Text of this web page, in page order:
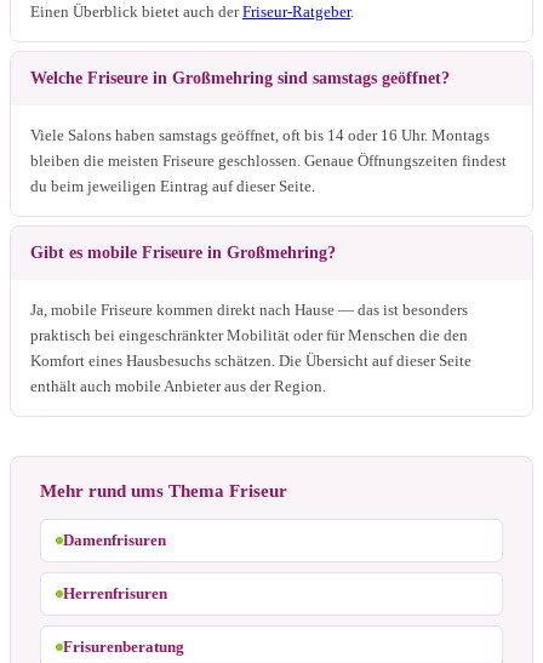
Einen Überblick bietet auch derFriseur-Ratgeber.
Welche Friseure in Großmehring sind samstags geöffnet?
Viele Salons haben samstags geöffnet, oft bis 14 oder 16 Uhr. Montags
bleiben die meisten Friseure geschlossen. Genaue Öffnungszeiten findest
du beim jeweiligen Eintrag auf dieser Seite.
Gibt es mobile Friseure in Großmehring?
Ja, mobile Friseure kommen direkt nach Hause — das ist besonders
praktisch bei eingeschränkter Mobilität oder für Menschen die den
Komfort eines Hausbesuchs schätzen. Die Übersicht auf dieser Seite
enthält auch mobile Anbieter aus der Region.
Mehr rund ums Thema Friseur
Damenfrisuren
Herrenfrisuren
Frisurenberatung